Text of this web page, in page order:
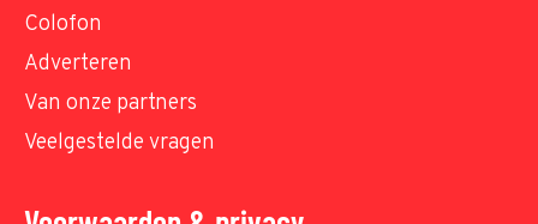
Colofon
Adverteren
Van onze partners
Veelgestelde vragen